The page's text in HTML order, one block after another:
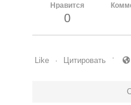
Нравится
0
Like Цитировать